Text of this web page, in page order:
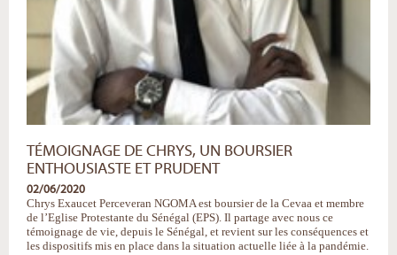
TÉMOIGNAGE DE CHRYS, UN BOURSIER
ENTHOUSIASTE ET PRUDENT
02/06/2020
Chrys Exaucet Perceveran NGOMA est boursier de la Cevaa et membre
de l’Eglise Protestante du Sénégal (EPS). Il partage avec nous ce
témoignage de vie, depuis le Sénégal, et revient sur les conséquences et
les dispositifs mis en place dans la situation actuelle liée à la pandémie.